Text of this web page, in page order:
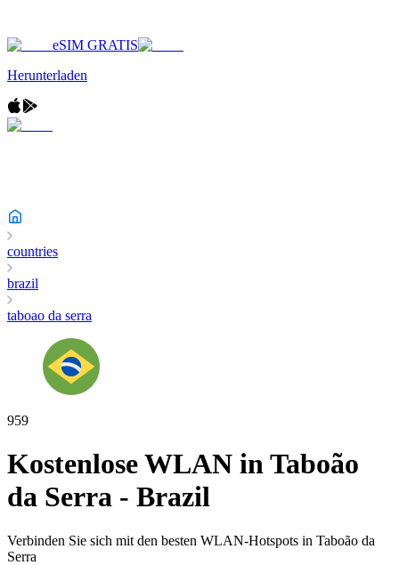
eSIM GRATIS
Herunterladen
countries
brazil
taboao da serra
959
Kostenlose WLAN inTaboão
da Serra - Brazil
Verbinden Sie sich mit den besten WLAN-Hotspots in Taboão da
Serra